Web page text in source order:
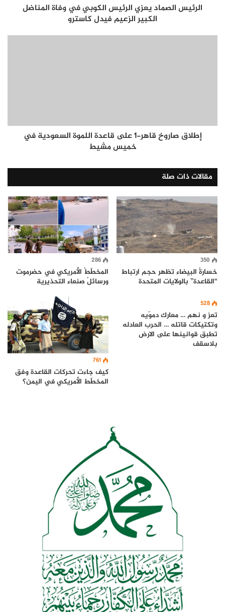
الرئيس الصماد يعزي الرئيس الكوبي في وفاة المناضل
الكبير الزعيم فيدل كاسترو
إطلاق صاروخ قاهر-1 على قاعدة اللموة السعودية في
خميس مشيط
مقالات ذات صلة
350
خسارةُ البيضاء تظهر حجم ارتباط
“القاعدة” بالولايات المتحدة
286
المخطّطُ الأمريكي في حضرموت
ورسائلُ صنعاء التحذيرية
528
تعز و نهم … معارك دموّيه
وتكتيكات قاتله … الحرب العادله
تطبق قوانينها على الارض
بلاسقف
761
كيف جاءت تحركات القاعدة وفق
المخطّط الأمريكي في اليمن؟